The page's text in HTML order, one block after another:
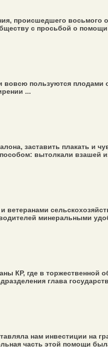
происшедшего
с просьбой о помощи
пользуются
...
заставить плакать и
вытолкали взашей
минеральными
КР, где в торжественной
глава
нам инвестиции на
часть этой помощи